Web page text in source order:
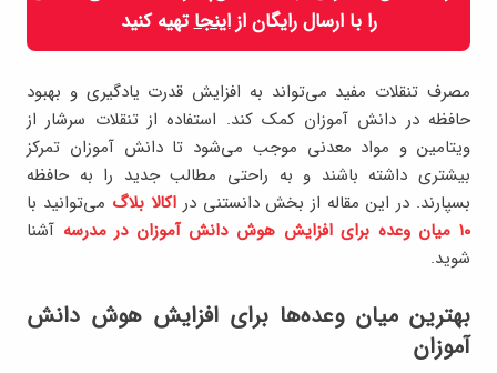
را با ارسال رایگان ازاینجاتهیه کنید
مصرف تنقلات مفید می‌تواند به افزایش قدرت یادگیری و بهبود
حافظه در دانش آموزان کمک کند. استفاده از تنقلات سرشار از
ویتامین و مواد معدنی موجب می‌شود تا دانش آموزان تمرکز
بیشتری داشته باشند و به راحتی مطالب جدید را به حافظه
بسپارند. در این مقاله از بخش دانستنی در اکالا بلاگ می‌توانید با
۱۰ میان وعده برای افزایش هوش دانش آموزان در مدرسه
آشنا
شوید.
بهترین میان وعده‌ها برای افزایش هوش دانش
آموزان